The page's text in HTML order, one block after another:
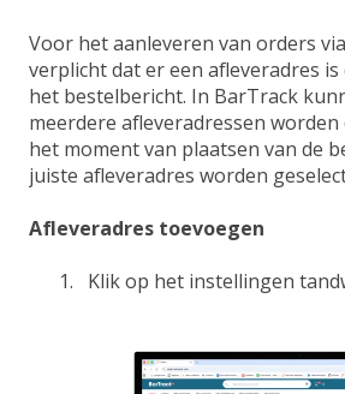
Voor het aanleveren van orders
verplicht dat er een afleveradres
het bestelbericht. In BarTrack
meerdere afleveradressen worden
het moment van plaatsen van de
juiste afleveradres worden
Afleveradres toevoegen
Klik op het instellingen